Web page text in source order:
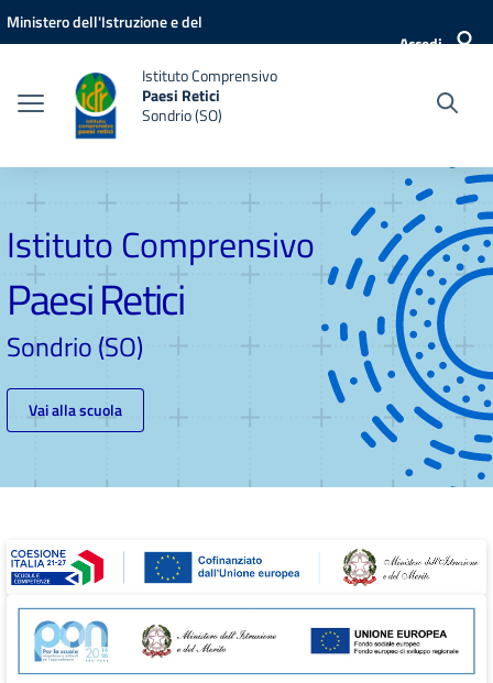
Vai ai contenuti
Vai al menu di navigazione
Vai al footer
Ministero dell'Istruzione e del
Accedi
Istituto Comprensivo
Paesi Retici
Sondrio (SO)
Istituto Comprensivo
Paesi Retici
Sondrio (SO)
Vai alla scuola